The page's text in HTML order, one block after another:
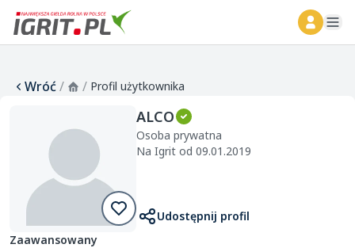
Wróć/ / Profil użytkownika
ALCO
Osoba prywatna
Na Igrit od 09.01.2019
Udostępnij profil
Zaawansowany